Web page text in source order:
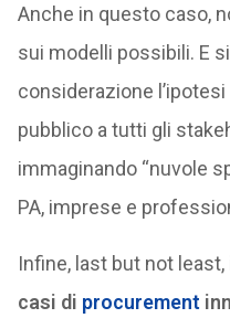
Anche in questo caso,
sui modelli possibili. E
considerazione
pubblico a tutti gli
immaginando “nuvole
PA, imprese e
Infine, last but not least,
casi di procurement